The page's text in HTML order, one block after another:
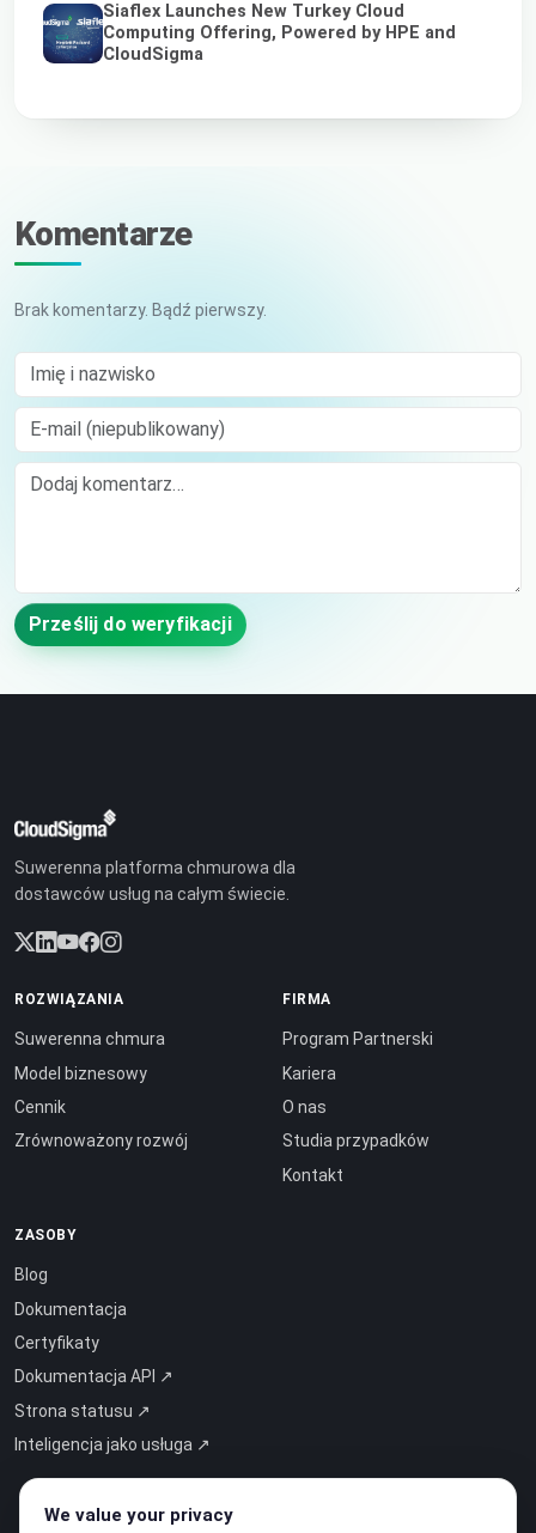
Siaflex Launches New Turkey Cloud
Computing Offering, Powered by HPE and
CloudSigma
Komentarze
Brak komentarzy. Bądź pierwszy.
Imię i nazwisko
E-mail (niepublikowany)
Comment
Prześlij do weryfikacji
Suwerenna platforma chmurowa dla
dostawców usług na całym świecie.
ROZWIĄZANIA
Suwerenna chmura
Model biznesowy
Cennik
Zrównoważony rozwój
FIRMA
Program Partnerski
Kariera
O nas
Studia przypadków
Kontakt
ZASOBY
Blog
Dokumentacja
Certyfikaty
Dokumentacja API ↗
Strona statusu ↗
Inteligencja jako usługa ↗
We value your privacy